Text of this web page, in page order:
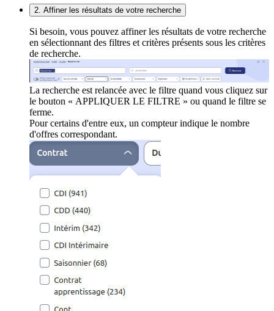
2. Affiner les résultats de votre recherche
Si besoin, vous pouvez affiner les résultats de votre recherche
en sélectionnant des filtres et critères présents sous les critères
de recherche.
La recherche est relancée avec le filtre quand vous cliquez sur
le bouton « APPLIQUER LE FILTRE » ou quand le filtre se
ferme.
Pour certains d'entre eux, un compteur indique le nombre
d'offres correspondant.